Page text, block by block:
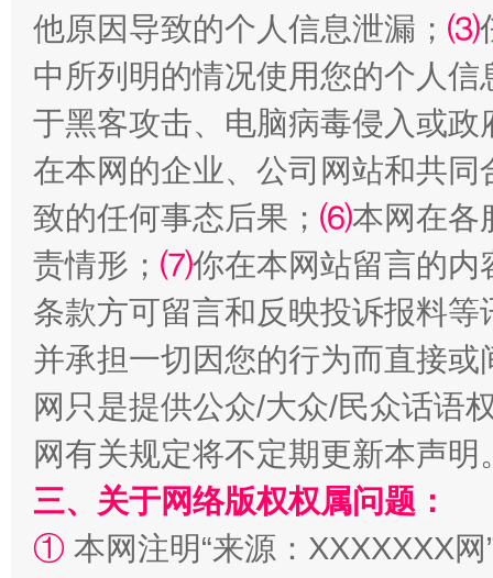
解纷+调解+退费，一次搞定
站台名比不上好声名
他原因导致的个人信息泄漏； ⑶
中所列明的情况使用您的个人
于黑客攻击、电脑病毒侵入或
在本网的企业、公司网站和共
致的任何事态后果； ⑹本网在各
责情形； ⑺你在本网站留言的内
条款方可留言和反映投诉报料
并承担一切因您的行为而直接
网只是提供公众/大众/民众话语
网有关规定将不定期更新本声明
三、关于网络版权权属问题：
① 本网注明“来源：XXXXXXX